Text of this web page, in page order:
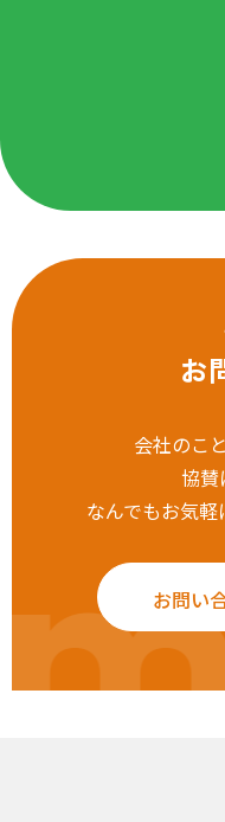
お
会社のこ
協賛
なんでもお気軽
お問い